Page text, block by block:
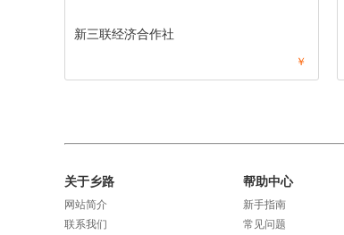
新三联经济合作社
￥
关于乡路
网站简介
联系我们
帮助中心
新手指南
常见问题